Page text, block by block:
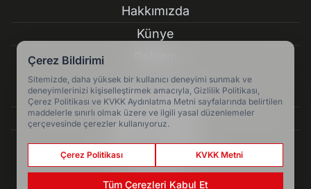
Hakkımızda
Künye
Kullanım Koşulları
Gizlilik Politikası
Çerez Politikası
KVKK Metni
Çerez Bildirimi
Sitemizde, daha yüksek bir kullanıcı deneyimi sunmak ve
deneyimlerinizi kişiselleştirmek amacıyla, Gizlilik Politikası,
Çerez Politikası ve KVKK Aydınlatma Metni sayfalarında belirtilen
maddelerle sınırlı olmak üzere ve ilgili yasal düzenlemeler
çerçevesinde çerezler kullanıyoruz.
Çerez Politikası KVKK Metni
Tüm Çerezleri Kabul Et